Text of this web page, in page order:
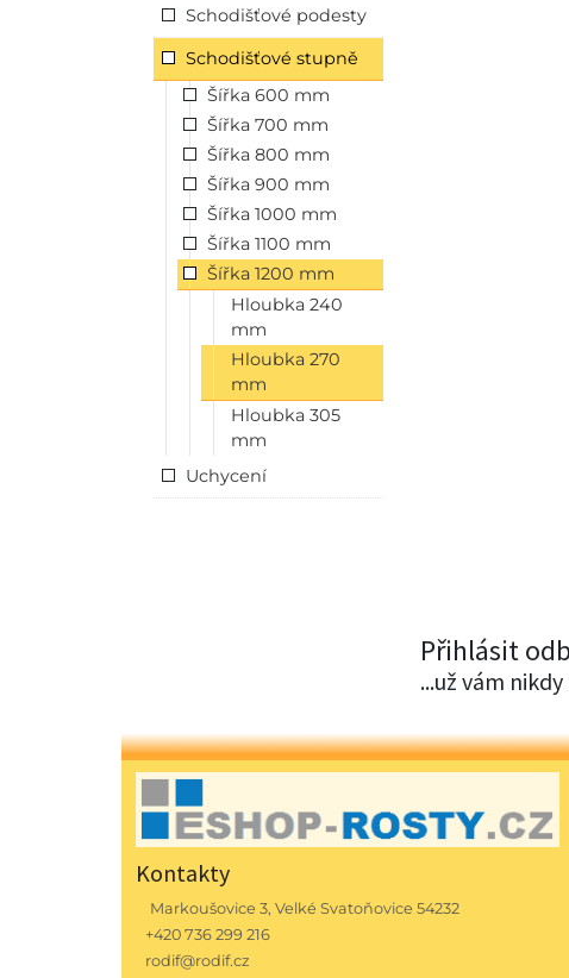
Schodišťové podesty
Schodišťové stupně
Šířka 600 mm
Šířka 700 mm
Šířka 800 mm
Šířka 900 mm
Šířka 1000 mm
Šířka 1100 mm
Šířka 1200 mm
Hloubka 240
mm
Hloubka 270
mm
Hloubka 305
mm
Uchycení
Přihlásit
...už vám
Kontakty
Markoušovice 3, Velké Svatoňovice 54232
+420 736 299 216
rodif@rodif.cz